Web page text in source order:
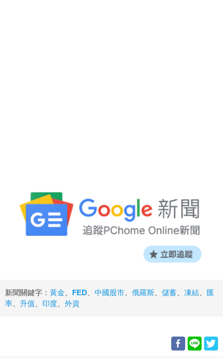
新聞關鍵字： 黃金 FED 中國股市 俄羅斯 儲蓄 凍結
匯
率
升值 印度 外資